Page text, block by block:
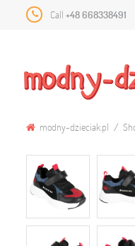
Call +48 668338491
modny-dzieciak.pl